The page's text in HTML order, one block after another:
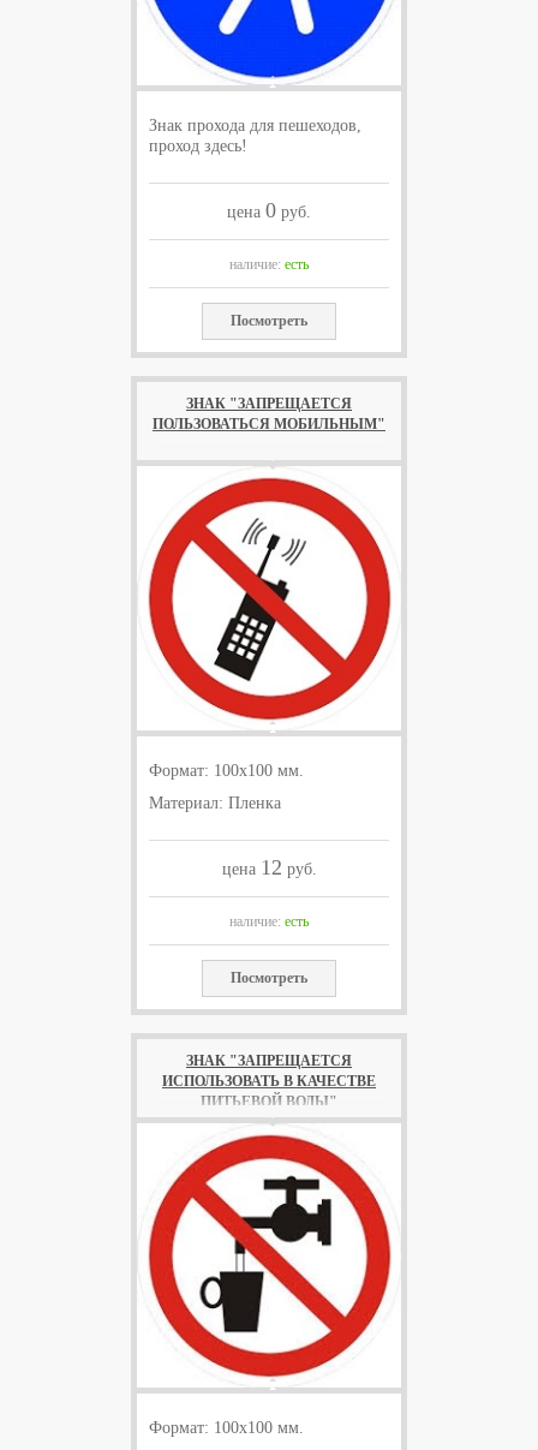
Знак прохода для пешеходов,
проход здесь!
цена 0 руб.
наличие: есть
Посмотреть
ЗНАК "ЗАПРЕЩАЕТСЯ
ПОЛЬЗОВАТЬСЯ МОБИЛЬНЫМ"
Формат: 100x100 мм.
Материал: Пленка
цена 12 руб.
наличие: есть
Посмотреть
ЗНАК "ЗАПРЕЩАЕТСЯ
ИСПОЛЬЗОВАТЬ В КАЧЕСТВЕ
ПИТЬЕВОЙ ВОДЫ"
Формат: 100х100 мм.